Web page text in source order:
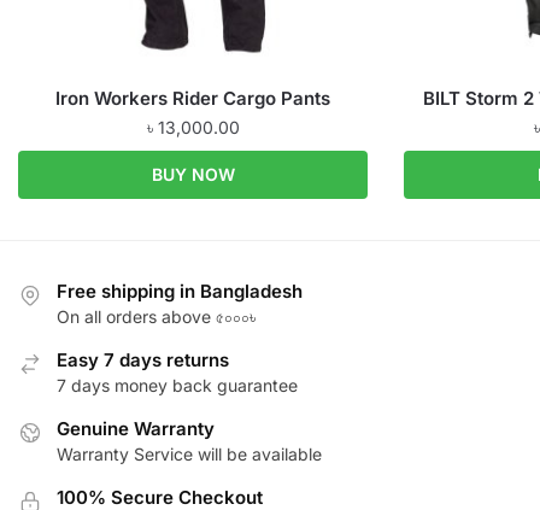
Iron Workers Rider Cargo Pants
৳ 13,000.00
BUY NOW
BILT Storm
Free shipping in Bangladesh
On all orders above ৫০০০৳
Easy 7 days returns
7 days money back guarantee
Genuine Warranty
Warranty Service will be available
100% Secure Checkout